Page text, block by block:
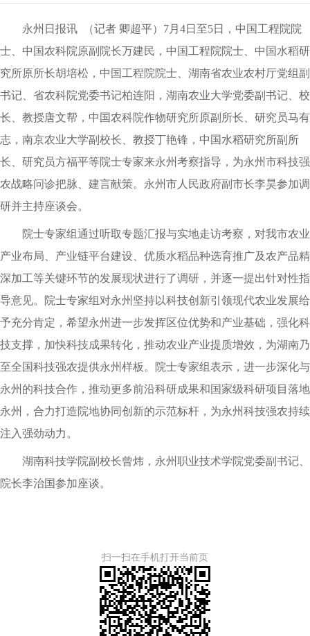
永州日报讯
（记者 卿超平）7月4日至5日，中国工程院院
士、中国农科院原副院长万建民，中国工程院院士、中国水稻研
究所原所长胡培松，中国工程院院士、湖南省农业农村厅党组副
书记、省农科院党委书记柏连阳，湖南农业大学党委副书记、校
长、教授唐文帮，中国农科院作物研究所原副所长、研究员马有
志，南京农业大学副校长、教授丁艳锋，中国水稻研究所副所
长、研究员方福平等院士专家来永州考察指导，为永州市科技强
农战略问诊把脉、建言献策。永州市人民政府副市长李昊参加调
研并主持座谈会。
院士专家组通过听取专题汇报与实地走访考察，对我市农业
产业布局、产业链平台建设、优质水稻品种选育推广及农产品精
深加工等关键环节的发展现状进行了调研，并逐一提出针对性指
导意见。院士专家组对永州坚持以科技创新引领现代农业发展给
予充分肯定，希望永州进一步发挥区位优势和产业基础，强化科
技支撑，加快科技成果转化，推动农业产业提质增效，为湖南乃
至全国科技强农提供永州样板。院士专家组表示，进一步深化与
永州的科技合作，推动更多前沿科研成果和国家级科研项目落地
永州，合力打造院地协同创新的示范标杆，为永州科技强农持续
注入强劲动力。
湖南科技学院副校长曾炜，永州职业技术学院党委副书记、
院长李治国参加座谈。
扫一扫在手机打开当前页